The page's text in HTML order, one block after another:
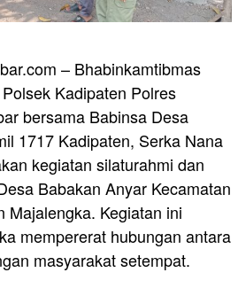
– Bhabinkamtibmas
Kadipaten Polres
bersama Babinsa Desa
1717 Kadipaten, Serka Nana
kegiatan silaturahmi dan
Babakan Anyar Kecamatan
Majalengka. Kegiatan ini
mempererat hubungan antara
masyarakat setempat.